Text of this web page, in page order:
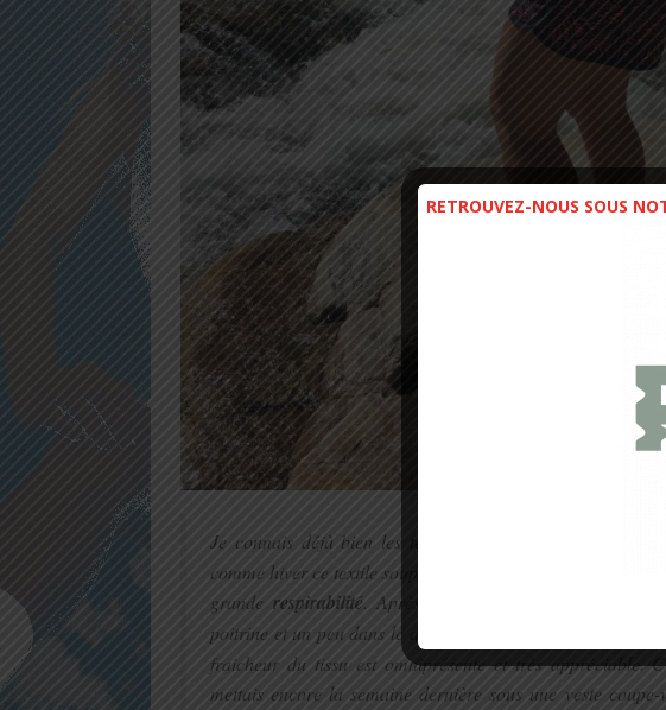
Je connais déjà bien les tee-shirts
comme hiver ce textile souple, doux sur la peau, qui laisse
grande respirabilité. Après 2 heures de montée, le tee-
poitrine et un peu dans le dos aux endroits de frottement de
fraicheur du tissu est omniprésente et très appréciable.
mettais encore la semaine dernière sous une veste
RETROUVEZ-NOUS SOUS